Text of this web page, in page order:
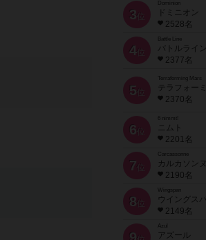
3 位
ドミニオン
2528名
4位
Battle Line
バトルライン
2377名
5 位
Terraforming Mars
テラフォー
2370名
6 位
ニムト
2201名
7 位
Carcassonne
カルカソンヌ
2190名
8 位
Wingspan
ウイングス
2149名
Azul
アズール